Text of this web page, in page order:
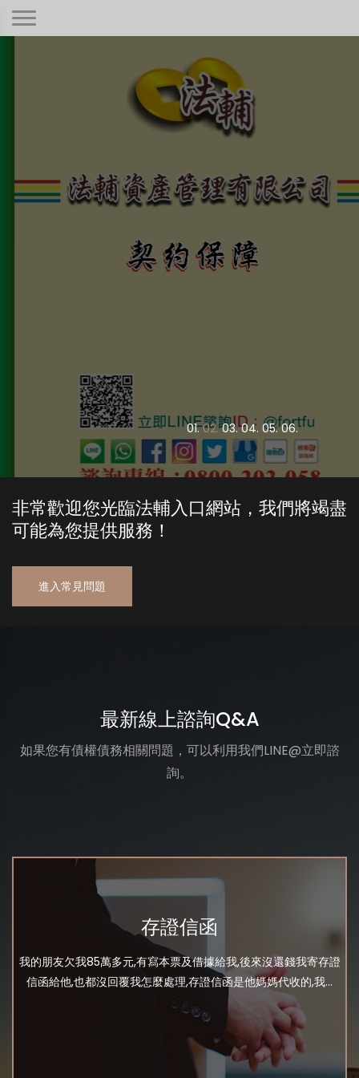
01. 02. 03. 04. 05. 06.
非常歡迎您光臨法輔入口網站，我們將竭盡
可能為您提供服務！
進入常見問題
最新線上諮詢Q&A
如果您有債權債務相關問題，可以利用我們LINE@立即諮
詢。
存證信函
我的朋友欠我85萬多元,有寫本票及借據給我,後來沒還錢我寄存證
信函給他,也都沒回覆我怎麼處理,存證信函是他媽媽代收的,我...